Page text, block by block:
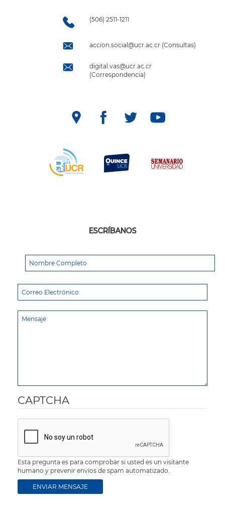
(506) 2511-1211
accion.social@ucr.ac.cr (Consultas)
digital.vas@ucr.ac.cr
(Correspondencia)
ESCRÍBANOS
CAPTCHA
Esta pregunta es para comprobar si usted es un visitante
humano y prevenir envíos de spam automatizado.